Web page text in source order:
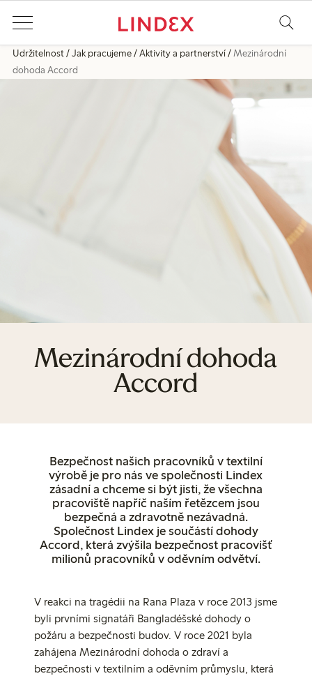
Udržitelnost Jak pracujeme Aktivity a partnerství
Mezinárodní
dohoda Accord
Mezinárodní dohoda
Accord
Bezpečnost našich pracovníků v textilní
výrobě je pro nás ve společnosti Lindex
zásadní a chceme si být jisti, že všechna
pracoviště napříč naším řetězcem jsou
bezpečná a zdravotně nezávadná.
Společnost Lindex je součástí dohody
Accord, která zvýšila bezpečnost pracovišť
milionů pracovníků v oděvním odvětví.
V reakci na tragédii na Rana Plaza v roce 2013 jsme
byli prvními signatáři Bangladéšské dohody o
požáru a bezpečnosti budov. V roce 2021 byla
zahájena Mezinárodní dohoda o zdraví a
bezpečnosti v textilním a oděvním průmyslu, která